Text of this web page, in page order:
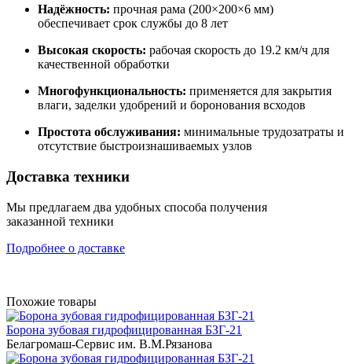
Надёжность: прочная рама (200×200×6 мм)
обеспечивает срок службы до 8 лет
Высокая скорость: рабочая скорость до 19.2 км/ч для
качественной обработки
Многофункциональность: применяется для закрытия
влаги, заделки удобрений и боронования всходов
Простота обслуживания: минимальные трудозатраты и
отсутствие быстроизнашиваемых узлов
Доставка техники
Мы предлагаем два удобных способа получения
заказанной техники
Подробнее о доставке
Похожие товары
Борона зубовая гидрофицированная БЗГ-21
Белагромаш-Сервис им. В.М.Рязанова